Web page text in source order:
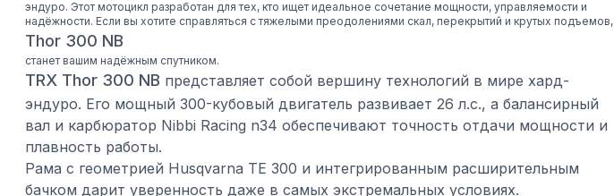
эндуро. Этот мотоцикл разработан для тех, кто ищет идеальное сочетание мощности, управляемости и
надёжности. Если вы хотите справляться с тяжелыми преодолениями скал, перекрытий и крутых подъемов,
Thor 300 NB
станет вашим надёжным спутником.
TRX Thor 300 NB представляет собой вершину технологий в мире хард-
эндуро. Его мощный 300-кубовый двигатель развивает 26 л.с., а балансирный
вал и карбюратор Nibbi Racing n34 обеспечивают точность отдачи мощности и
плавность работы.
Рама с геометрией Husqvarna TE 300 и интегрированным расширительным
бачком дарит уверенность даже в самых экстремальных условиях.